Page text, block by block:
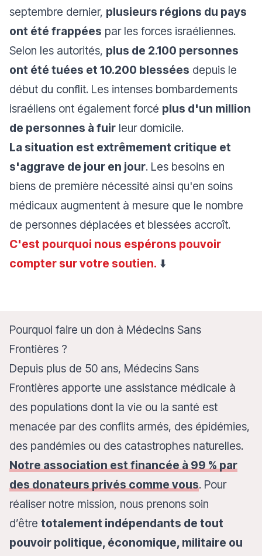
septembre dernier, plusieurs régions du pays
ont été frappées par les forces israéliennes.
Selon les autorités, plus de 2.100 personnes
ont été tuées et 10.200 blessées depuis le
début du conflit. Les intenses bombardements
israéliens ont également forcé plus d'un million
de personnes à fuir leur domicile.
La situation est extrêmement critique et
s'aggrave de jour en jour. Les besoins en
biens de première nécessité ainsi qu'en soins
médicaux augmentent à mesure que le nombre
de personnes déplacées et blessées accroît.
C'est pourquoi nous espérons pouvoir
compter sur votre soutien. ⬇️
Pourquoi faire un don à Médecins Sans
Frontières ?
Depuis plus de 50 ans, Médecins Sans
Frontières apporte une assistance médicale à
des populations dont la vie ou la santé est
menacée par des conflits armés, des épidémies,
des pandémies ou des catastrophes naturelles.
Notre association est financée à 99 % par
des donateurs privés comme vous. Pour
réaliser notre mission, nous prenons soin
d’être totalement indépendants de tout
pouvoir politique, économique, militaire ou